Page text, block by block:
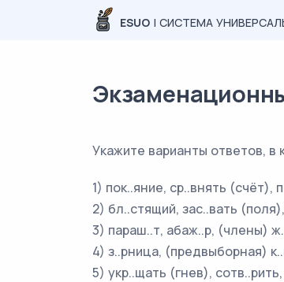
ESUO | СИСТЕМА
Укажите варианты ответов,
1) пок..яние, ср..внять (счёт),
2) бл..стящий, зас..вать
3) параш..т, абаж..р, (члены)
4) з..рница, (предвыборная)
5) укр..щать (гнев),